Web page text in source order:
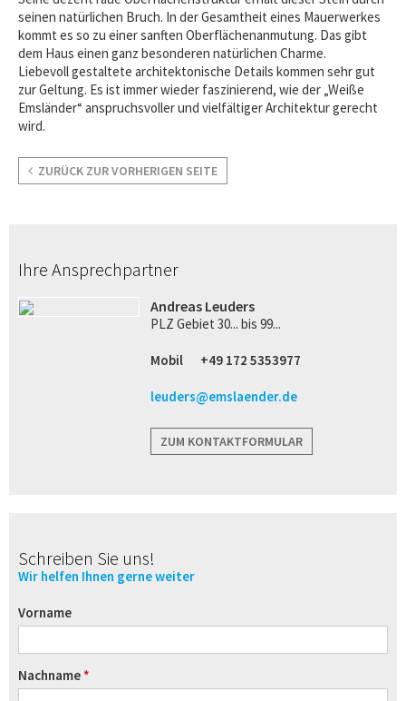
seinen natürlichen Bruch. In der Gesamtheit eines Mauerwerkes
kommt es so zu einer sanften Oberflächenanmutung. Das gibt
dem Haus einen ganz besonderen natürlichen Charme.
Liebevoll gestaltete architektonische Details kommen sehr gut
zur Geltung. Es ist immer wieder faszinierend, wie der „Weiße
Emsländer“ anspruchsvoller und vielfältiger Architektur gerecht
wird.
ZURÜCK ZUR VORHERIGEN SEITE
Ihre Ansprechpartner
Andreas Leuders
PLZ Gebiet 30... bis 99...
Mobil +49 172 5353977
leuders@emslaender.de
ZUM KONTAKTFORMULAR
Schreiben Sie uns!
Wir helfen Ihnen gerne weiter
Vorname
Nachname